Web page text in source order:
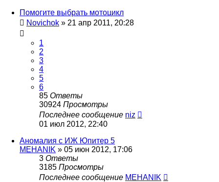
Помогите выбрать мотоцикл
Novichok » 21 апр 2011, 20:28
1
2
3
4
5
6
85 Ответы
30924 Просмотры
Последнее сообщение niz
01 июл 2012, 22:40
Аномалия с ИЖ Юпитер 5
MEHANIK » 05 июн 2012, 17:06
3 Ответы
3185 Просмотры
Последнее сообщение MEHANIK